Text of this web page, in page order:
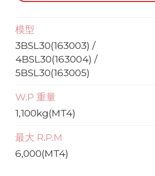
模型
3BSL30(163003) /
4BSL30(163004) /
5BSL30(163005)
W.P 重量
1,100kg(MT4)
最大 R.P.M
6,000(MT4)